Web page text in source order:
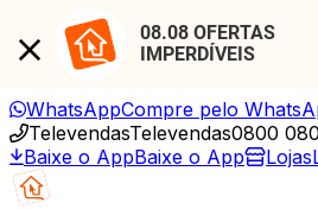
08.08 OFERTAS
IMPERDÍVEIS
WhatsAppCompre pelo
TelevendasTelevendas0800
Baixe o AppBaixe o App Lojas